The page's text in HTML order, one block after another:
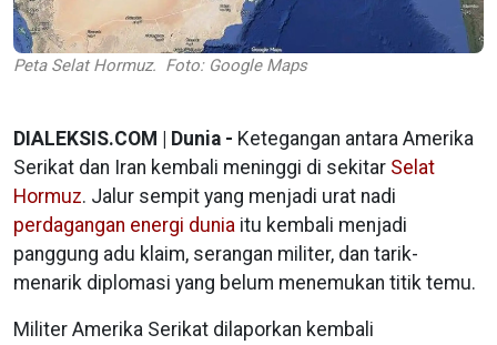
Peta Selat Hormuz. Foto: Google Maps
DIALEKSIS.COM | Dunia - Ketegangan antara Amerika
Serikat dan Iran kembali meninggi di sekitar Selat
Hormuz. Jalur sempit yang menjadi urat nadi
perdagangan energi dunia itu kembali menjadi
panggung adu klaim, serangan militer, dan tarik-
menarik diplomasi yang belum menemukan titik temu.
Militer Amerika Serikat dilaporkan kembali